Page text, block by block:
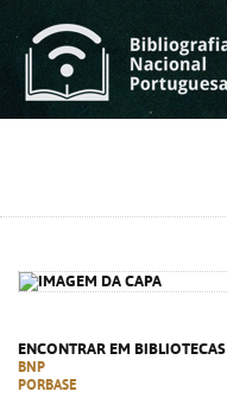
ENCONTRAR EM BIBLIOTECAS
BNP
PORBASE